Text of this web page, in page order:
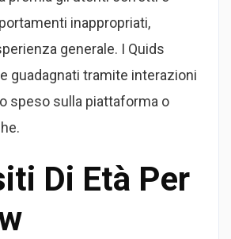
inappropriati,
generale. I Quids
guadagnati tramite interazioni
speso sulla piattaforma o
Di Età Per